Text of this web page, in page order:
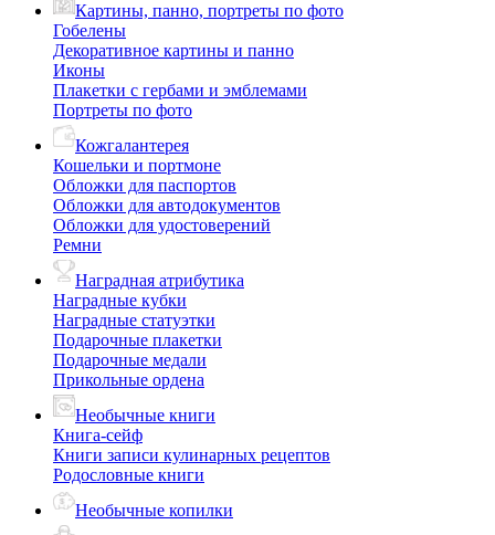
Картины, панно, портреты по фото
Гобелены
Декоративное картины и панно
Иконы
Плакетки с гербами и эмблемами
Портреты по фото
Кожгалантерея
Кошельки и портмоне
Обложки для паспортов
Обложки для автодокументов
Обложки для удостоверений
Ремни
Наградная атрибутика
Наградные кубки
Наградные статуэтки
Подарочные плакетки
Подарочные медали
Прикольные ордена
Необычные книги
Книга-сейф
Книги записи кулинарных рецептов
Родословные книги
Необычные копилки